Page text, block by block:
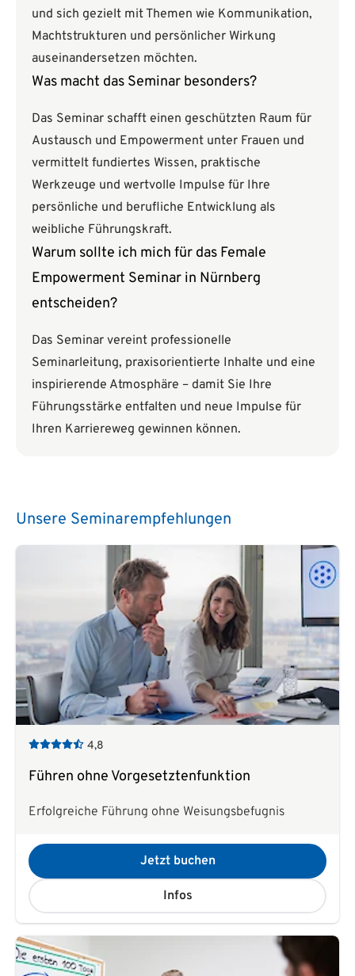
und sich gezielt mit Themen wie Kommunikation,
Machtstrukturen und persönlicher Wirkung
auseinandersetzen möchten.
Was macht das Seminar besonders?
Das Seminar schafft einen geschützten Raum für
Austausch und Empowerment unter Frauen und
vermittelt fundiertes Wissen, praktische
Werkzeuge und wertvolle Impulse für Ihre
persönliche und berufliche Entwicklung als
weibliche Führungskraft.
Warum sollte ich mich für das Female
Empowerment Seminar in Nürnberg
entscheiden?
Das Seminar vereint professionelle
Seminarleitung, praxisorientierte Inhalte und eine
inspirierende Atmosphäre – damit Sie Ihre
Führungsstärke entfalten und neue Impulse für
Ihren Karriereweg gewinnen können.
Unsere Seminarempfehlungen
4,8
Führen ohne Vorgesetztenfunktion
Erfolgreiche Führung ohne Weisungsbefugnis
Jetzt buchen
Infos